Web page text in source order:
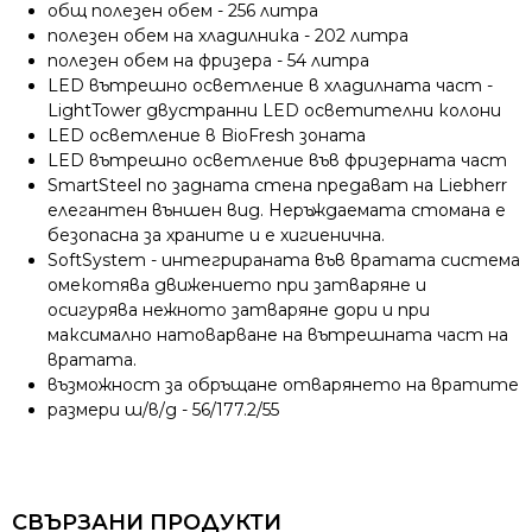
общ полезен обем - 256 литра
полезен обем на хладилника - 202 литра
полезен обем на фризера - 54 литра
LED вътрешно осветление в хладилната част -
LightTower двустранни LED осветителни колони
LED осветление в BioFresh зоната
LED вътрешно осветление във фризерната част
SmartSteel по задната стена предават на Liebherr
елегантен външен вид. Неръждаемата стомана е
безопасна за храните и е хигиенична.
SoftSystem - интегрираната във вратата система
омекотява движението при затваряне и
осигурява нежното затваряне дори и при
максимално натоварване на вътрешната част на
вратата.
възможност за обръщане отварянето на вратите
размери ш/в/д - 56/177.2/55
СВЪРЗАНИ ПРОДУКТИ